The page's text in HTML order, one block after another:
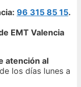
96 315 85 15.
EMT Valencia
atención al
los días lunes a